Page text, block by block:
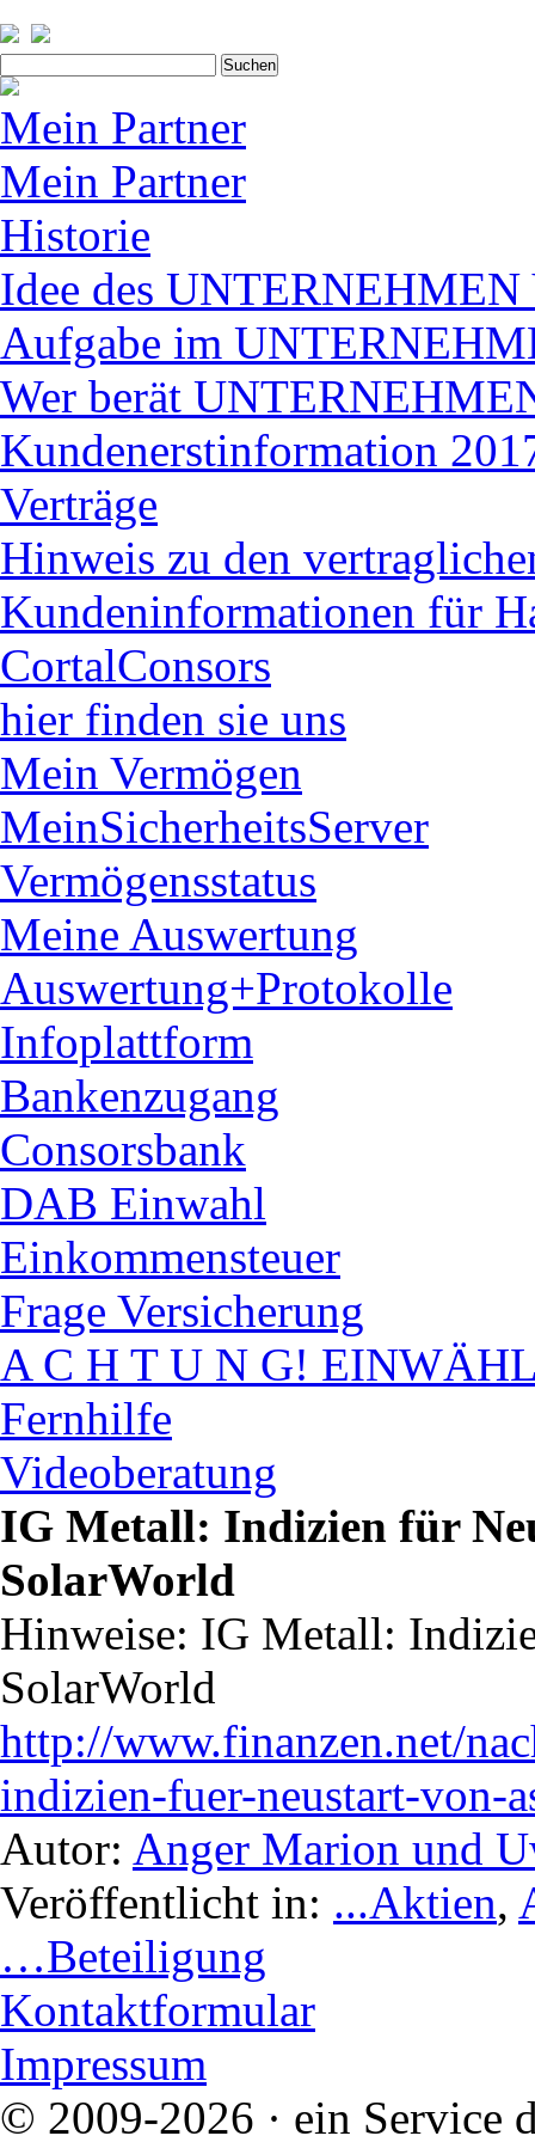
nach:
Mein Partner
Mein Partner
Historie
Idee des
Aufgabe im
Wer berät
Kundenerstinformation
Verträge
Hinweis zu den
Kundeninformationen für
CortalConsors
hier finden sie uns
Mein Vermögen
MeinSicherheitsServer
Vermögensstatus
Meine Auswertung
Auswertung+Protokolle
Infoplattform
Bankenzugang
Consorsbank
DAB Einwahl
Einkommensteuer
Frage Versicherung
A C H T U N G!
Fernhilfe
Videoberatung
IG Metall: Indizien für
SolarWorld
Hinweise: IG Metall:
SolarWorld
http://www.finanzen.net/
indizien-fuer-neustart-von-
Autor: Anger Marion und
Veröffentlicht in: ...Aktien,
…Beteiligung
Kontaktformular
Impressum
© 2009-2026 · ein Service